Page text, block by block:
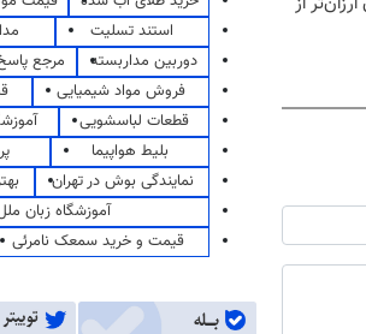
استند تسلیت
دوربین مداربسته
مرجع
فروش مواد شیمیایی
قطعات لباسشویی
بلیط هواپیما
نمایندگی بوش در تهران
آموزشگاه زبان
قیمت و خرید سمعک نامرئی